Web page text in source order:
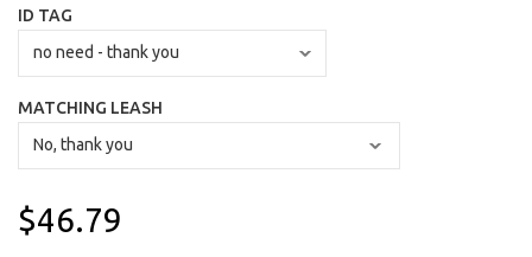
ID TAG
MATCHING LEASH
$46.79